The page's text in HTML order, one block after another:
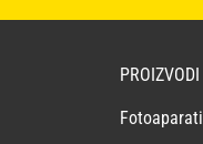
PROIZVODI
Fotoaparati